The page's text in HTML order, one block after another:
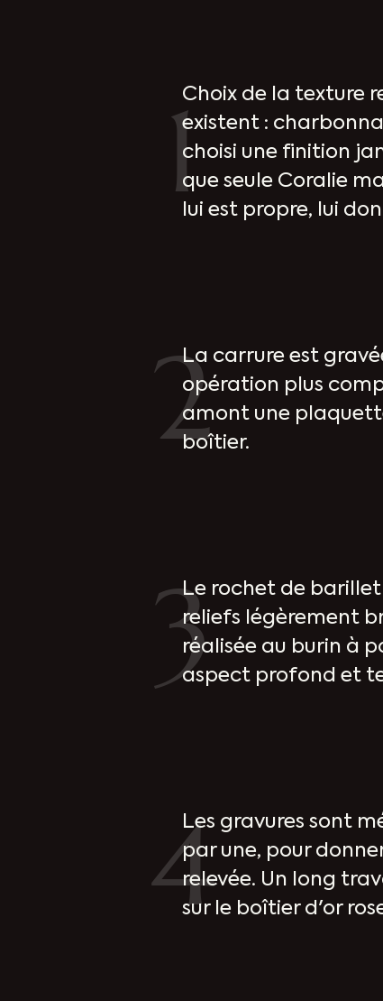
1
Choix de la texture
existent :
choisi une finition
que seule Coralie
lui est propre, lui
2La carrure est
opération plus
amont une
boîtier.
3Le rochet de
reliefs légèrement
réalisée au burin à
aspect profond et
4Les gravures sont
par une, pour
relevée. Un long
sur le boîtier d'or